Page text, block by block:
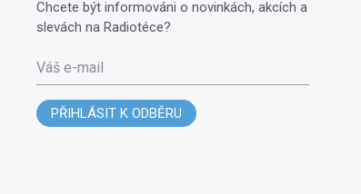
Chcete být informováni o novinkách, akcích a
slevách na Radiotéce?
Váš e-mail
PŘIHLÁSIT K ODBĚRU